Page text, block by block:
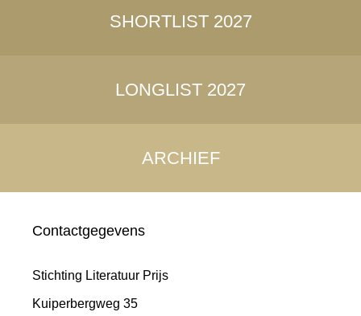
SHORTLIST 2027
LONGLIST 2027
ARCHIEF
Contactgegevens
Stichting Literatuur Prijs
Kuiperbergweg 35